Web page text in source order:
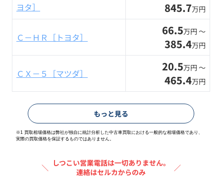
ヨタ］
845.7万円
Ｃ－ＨＲ［トヨタ］ 66.5万円 〜
385.4万円
ＣＸ－５［マツダ］ 20.5万円 〜
465.4万円
もっと見る
※1 買取相場価格は弊社が独自に統計分析した中古車買取における一般的な相場価格であり、
実際の買取価格を保証するものではありません。
＼ しつこい営業電話は一切ありません。
連絡はセルカからのみ
／